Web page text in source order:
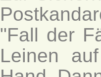
"Fall der
Leinen